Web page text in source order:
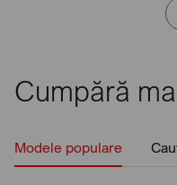
Cumpără
Modele populare